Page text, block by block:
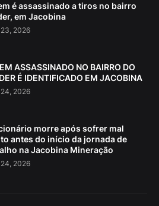
é assassinado a tiros no bairro
em Jacobina
2026
ASSASSINADO NO BAIRRO DO
É IDENTIFICADO EM JACOBINA
2026
morre após sofrer mal
antes do início da jornada de
na Jacobina Mineração
2026